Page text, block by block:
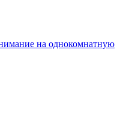
на однокомнатную